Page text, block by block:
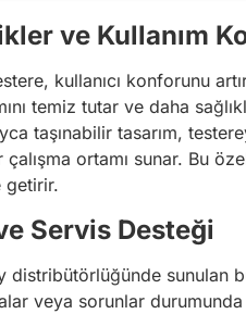
ve Kullanım
kullanıcı konforunu
temiz tutar ve daha
taşınabilir tasarım,
ortamı sunar. Bu
getirir.
Servis Desteği
distribütörlüğünde sunulan
veya sorunlar